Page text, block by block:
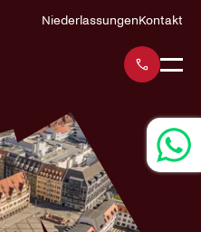
NiederlassungenKontakt